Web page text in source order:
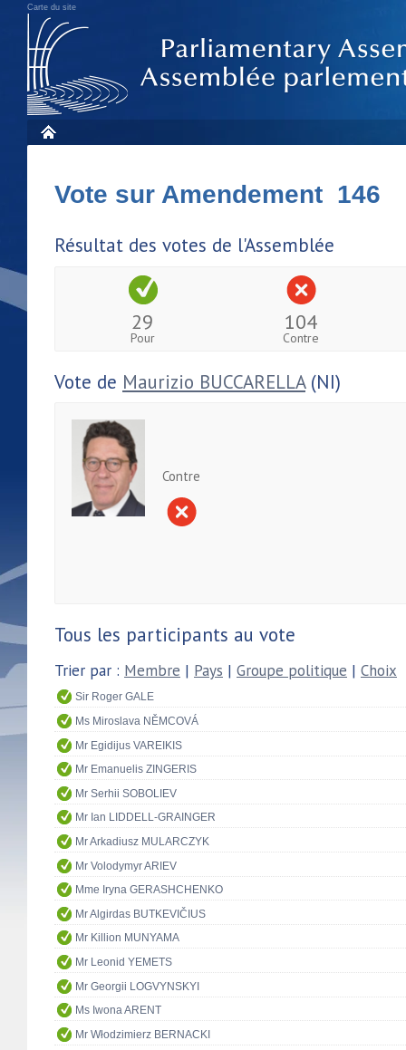
Carte du site
Vote sur Amendement 146
Résultat des votes de l'Assemblée
29
Pour
104
Contre
Vote de Maurizio BUCCARELLA(NI)
Contre
Tous les participants au vote
Trier par : Membre | Pays | Groupe politique | Choix
Sir Roger GALE
Ms Miroslava NĚMCOVÁ
Mr Egidijus VAREIKIS
Mr Emanuelis ZINGERIS
Mr Serhii SOBOLIEV
Mr Ian LIDDELL-GRAINGER
Mr Arkadiusz MULARCZYK
Mr Volodymyr ARIEV
Mme Iryna GERASHCHENKO
Mr Algirdas BUTKEVIČIUS
Mr Killion MUNYAMA
Mr Leonid YEMETS
Mr Georgii LOGVYNSKYI
Ms Iwona ARENT
Mr Włodzimierz BERNACKI